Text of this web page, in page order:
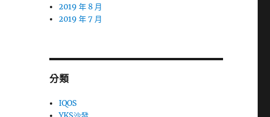
2019 年 8 月
2019 年 7 月
分類
IQOS